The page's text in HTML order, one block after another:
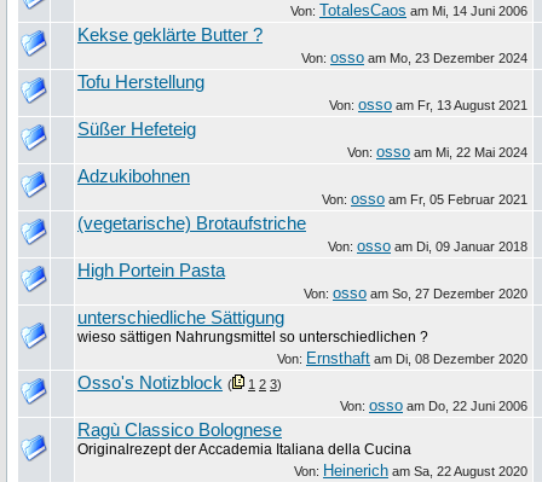
Von: TotalesCaos am Mi, 14 Juni 2006
Kekse geklärte Butter ?
Von: osso am Mo, 23 Dezember 2024
Tofu Herstellung
Von: osso am Fr, 13 August 2021
Süßer Hefeteig
Von: osso am Mi, 22 Mai 2024
Adzukibohnen
Von: osso am Fr, 05 Februar 2021
(vegetarische) Brotaufstriche
Von: osso am Di, 09 Januar 2018
High Portein Pasta
Von: osso am So, 27 Dezember 2020
unterschiedliche Sättigung
wieso sättigen Nahrungsmittel so unterschiedlichen ?
Von: Ernsthaft am Di, 08 Dezember 2020
Osso's Notizblock ( 1 2 3)
Von: osso am Do, 22 Juni 2006
Ragù Classico Bolognese
Originalrezept der Accademia Italiana della Cucina
Von: Heinerich am Sa, 22 August 2020